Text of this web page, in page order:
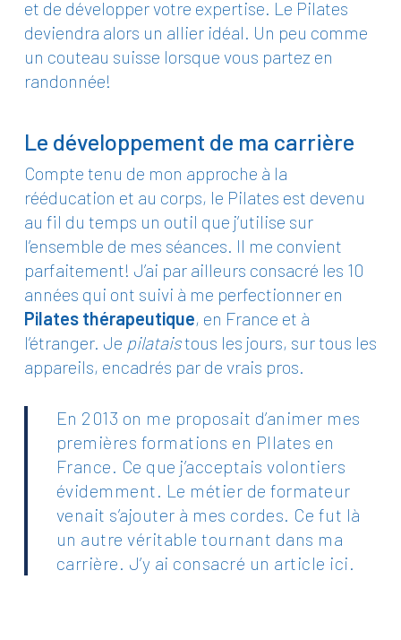
et de développer votre expertise. Le Pilates
deviendra alors un allier idéal. Un peu comme
un couteau suisse lorsque vous partez en
randonnée!
Le développement de ma carrière
Compte tenu de mon approche à la
rééducation et au corps, le Pilates est devenu
au fil du temps un outil que j’utilise sur
l’ensemble de mes séances. Il me convient
parfaitement! J’ai par ailleurs consacré les 10
années qui ont suivi à me perfectionner en
Pilates thérapeutique, en France et à
l’étranger. Je pilataistous les jours, sur tous les
appareils, encadrés par de vrais pros.
En 2013 on me proposait d’animer mes
premières formations en PIlates en
France. Ce que j’acceptais volontiers
évidemment. Le métier de formateur
venait s’ajouter à mes cordes. Ce fut là
un autre véritable tournant dans ma
carrière. J’y ai consacré un article ici.